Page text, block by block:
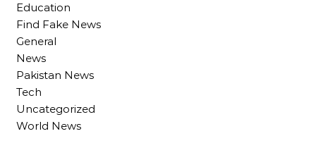
Education
Find Fake News
General
News
Pakistan News
Tech
Uncategorized
World News